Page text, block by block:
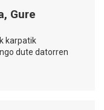
Gure
karpatik
dute datorren